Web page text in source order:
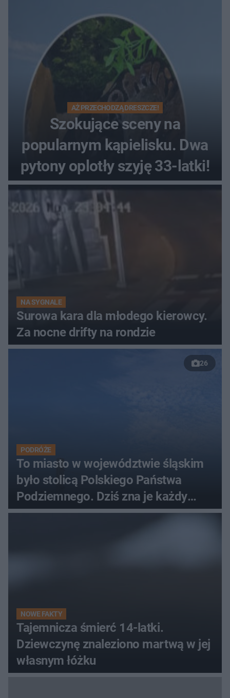
Muzeum Wsi Kieleckiej
AŻ PRZECHODZĄ DRESZCZE!
Szokujące sceny na
popularnym kąpielisku. Dwa
pytony oplotły szyję 33-latki!
NA SYGNALE
Surowa kara dla młodego kierowcy.
Za nocne drifty na rondzie
26
PODRÓŻE
To miasto w województwie śląskim
było stolicą Polskiego Państwa
Podziemnego. Dziś zna je każdy
pielgrzym
NOWE FAKTY
Tajemnicza śmierć 14-latki.
Dziewczynę znaleziono martwą w jej
własnym łóżku